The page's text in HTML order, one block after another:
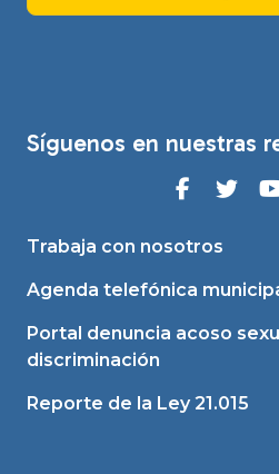
Síguenos en nuestras
Trabaja con nosotros
Agenda telefónica
Portal denuncia acoso
discriminación
Reporte de la Ley 21.015